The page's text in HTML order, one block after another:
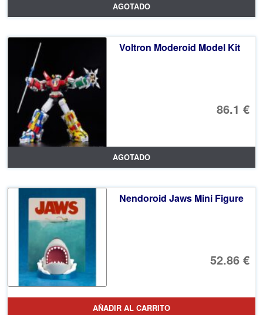
AGOTADO
Voltron Moderoid Model Kit
86.1 €
AGOTADO
Nendoroid Jaws Mini Figure
52.86 €
AÑADIR AL CARRITO